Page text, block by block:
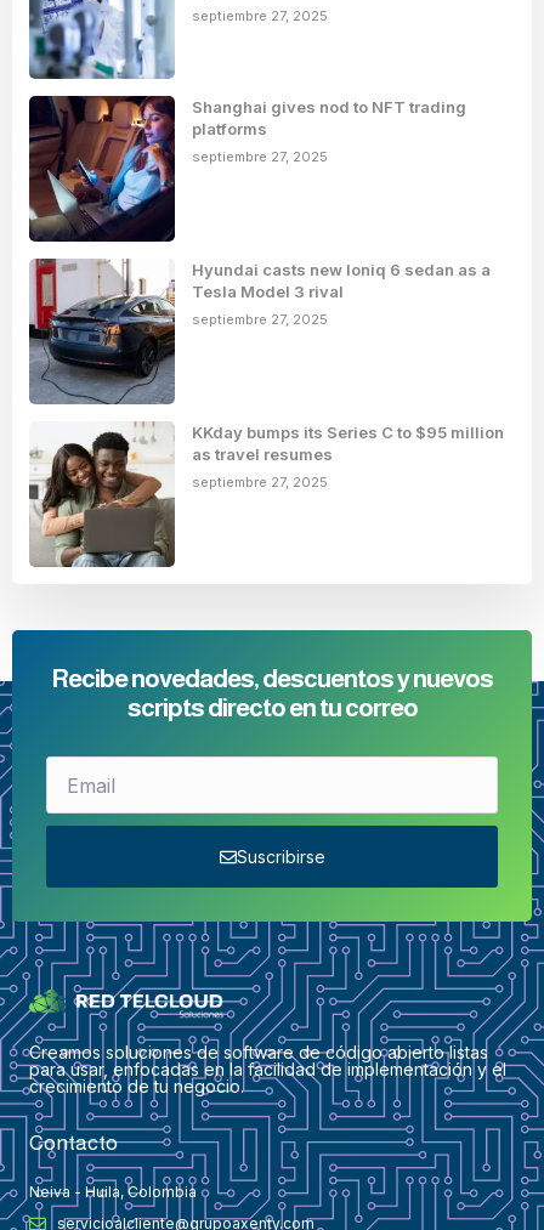
septiembre 27, 2025
Shanghai gives nod to NFT trading
platforms
septiembre 27, 2025
Hyundai casts new Ioniq 6 sedan as a
Tesla Model 3 rival
septiembre 27, 2025
KKday bumps its Series C to $95 million
as travel resumes
septiembre 27, 2025
Recibe novedades, descuentos y nuevos
scripts directo en tu correo
Suscribirse
Creamos soluciones de software de código abierto listas
para usar, enfocadas en la facilidad de implementación y el
crecimiento de tu negocio.
Contacto
Neiva - Huila, Colombia
servicioalcliente@grupoaxenty.com